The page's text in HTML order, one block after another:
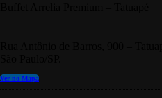
Ver no Mapa